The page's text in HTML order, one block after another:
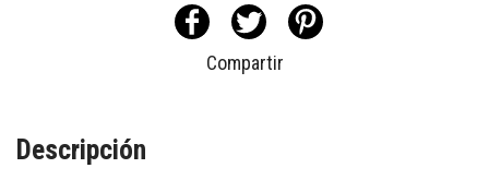
Compartir
Descripción